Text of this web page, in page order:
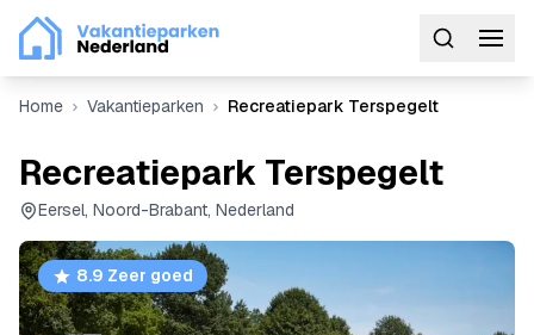
Home Vakantieparken Recreatiepark Terspegelt
Recreatiepark Terspegelt
Eersel, Noord-Brabant, Nederland
8.9 Zeer goed